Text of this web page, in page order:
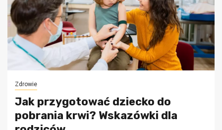
Zdrowie
Jak przygotować dziecko do
pobrania krwi? Wskazówki dla